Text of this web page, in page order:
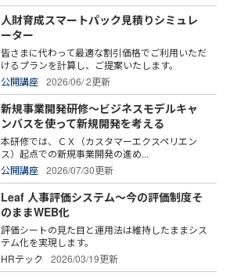
人財育成スマートパック見積りシミュレ
ーター
皆さまに代わって最適な割引価格でご利用いただ
けるプランを計算し、ご提案いたします。
公開講座
2026/06/ 2更新
新規事業開発研修～ビジネスモデルキャ
ンバスを使って新規開発を考える
本研修では、ＣＸ（カスタマーエクスペリエン
ス）起点での新規事業開発の進め...
公開講座
2026/07/30更新
Leaf 人事評価システム～今の評価制度そ
のままWEB化
評価シートの見た目と運用法は維持したままシス
テム化を実現します。
HRテック
2026/03/19更新